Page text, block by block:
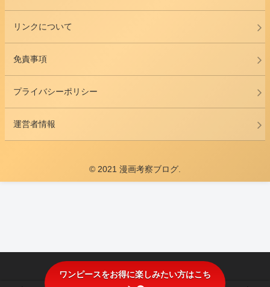
リンクについて
免責事項
プライバシーポリシー
運営者情報
© 2021 漫画考察ブログ.
ワンピースをお得に楽しみたい方はこち